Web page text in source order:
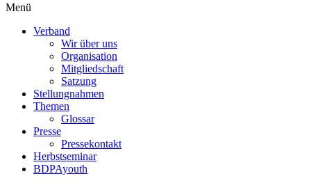
Menü
Verband
Wir über uns
Organisation
Mitgliedschaft
Satzung
Stellungnahmen
Themen
Glossar
Presse
Pressekontakt
Herbstseminar
BDPAyouth